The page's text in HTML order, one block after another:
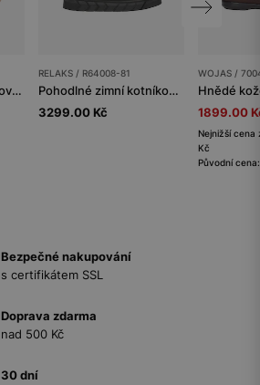
Béžově-zlaté kotníčkové boty pro dívky s motivem kočičky BARTEK 86311-78
RELAKS / R64008-81
Pohodlné zimní kotníkové boty dámské RELAKS z černé kůže
3299.00 Kč
WOJAS /
1899.00
Nejnižší cena
Kč
Původní
Bezpečné nakupování
s certifikátem SSL
Doprava zdarma
nad 500 Kč
30 dní